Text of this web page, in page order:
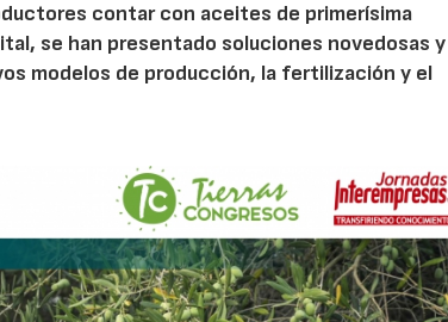
contar con aceites de primerísima
se han presentado soluciones novedosas y
modelos de producción, la fertilización y el